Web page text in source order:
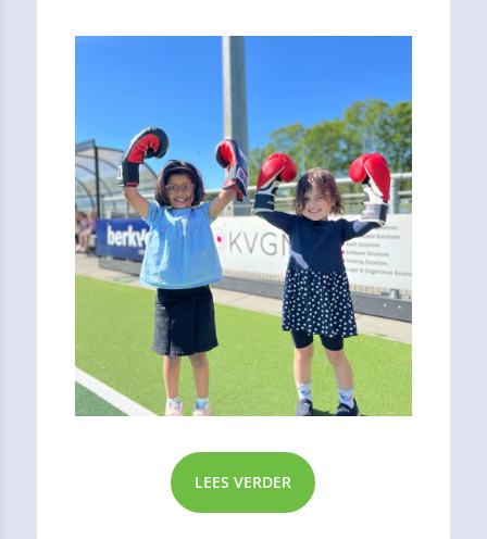
LEES VERDER